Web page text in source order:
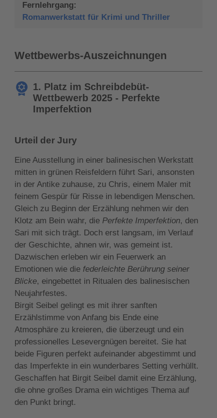
Fernlehrgang:
Romanwerkstatt für Krimi und Thriller
Wettbewerbs-Auszeichnungen
1. Platz im Schreibdebüt-
Wettbewerb 2025 - Perfekte
Imperfektion
Urteil der Jury
Eine Ausstellung in einer balinesischen Werkstatt
mitten in grünen Reisfeldern führt Sari, ansonsten
in der Antike zuhause, zu Chris, einem Maler mit
feinem Gespür für Risse in lebendigen Menschen.
Gleich zu Beginn der Erzählung nehmen wir den
Klotz am Bein wahr, die Perfekte Imperfektion, den
Sari mit sich trägt. Doch erst langsam, im Verlauf
der Geschichte, ahnen wir, was gemeint ist.
Dazwischen erleben wir ein Feuerwerk an
Emotionen wie die federleichte Berührung seiner
Blicke, eingebettet in Ritualen des balinesischen
Neujahrfestes.
Birgit Seibel gelingt es mit ihrer sanften
Erzählstimme von Anfang bis Ende eine
Atmosphäre zu kreieren, die überzeugt und ein
professionelles Lesevergnügen bereitet. Sie hat
beide Figuren perfekt aufeinander abgestimmt und
das Imperfekte in ein wunderbares Setting verhüllt.
Geschaffen hat Birgit Seibel damit eine Erzählung,
die ohne großes Drama ein wichtiges Thema auf
den Punkt bringt.